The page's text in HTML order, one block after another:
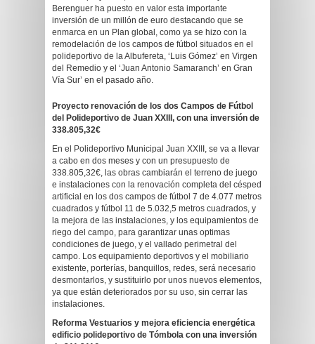
Berenguer ha puesto en valor esta importante
inversión de un millón de euro destacando que se
enmarca en un Plan global, como ya se hizo con la
remodelación de los campos de fútbol situados en el
polideportivo de la Albufereta, ‘Luis Gómez’ en Virgen
del Remedio y el ‘Juan Antonio Samaranch’ en Gran
Vía Sur’ en el pasado año.
Proyecto renovación de los dos Campos de Fútbol
del Polideportivo de Juan XXIII, con una inversión de
338.805,32€
En el Polideportivo Municipal Juan XXIII, se va a llevar
a cabo en dos meses y con un presupuesto de
338.805,32€, las obras cambiarán el terreno de juego
e instalaciones con la renovación completa del césped
artificial en los dos campos de fútbol 7 de 4.077 metros
cuadrados y fútbol 11 de 5.032,5 metros cuadrados, y
la mejora de las instalaciones, y los equipamientos de
riego del campo, para garantizar unas optimas
condiciones de juego, y el vallado perimetral del
campo. Los equipamiento deportivos y el mobiliario
existente, porterías, banquillos, redes, será necesario
desmontarlos, y sustituirlo por unos nuevos elementos,
ya que están deteriorados por su uso, sin cerrar las
instalaciones.
Reforma Vestuarios y mejora eficiencia energética
edificio polideportivo de Tómbola con una inversión